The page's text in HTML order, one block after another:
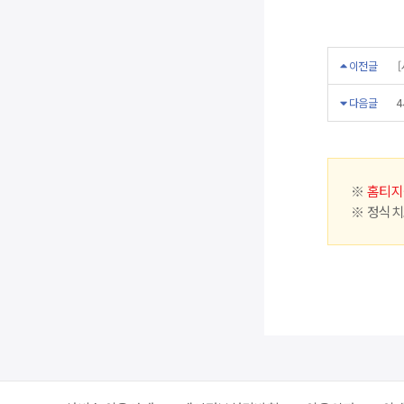
이전글 [
다음글
※ 홈티
※ 정식치